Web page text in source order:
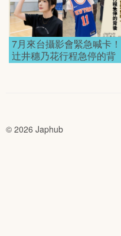
7月來台攝影會緊急喊卡！
辻井穗乃花行程急停的背
後！
© 2026 Japhub